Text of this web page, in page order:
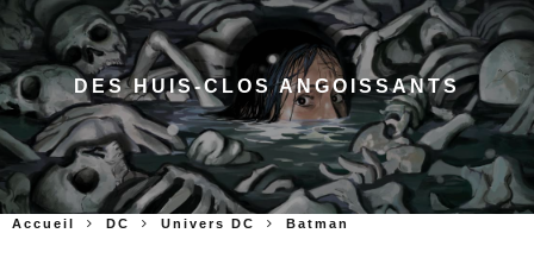
DES HUIS-CLOS ANGOISSANTS
Accueil DC Univers DC Batman